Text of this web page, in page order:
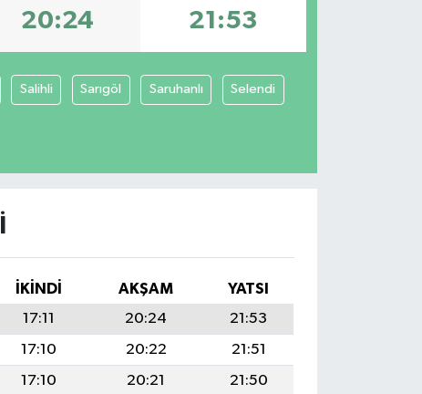
20:24 21:53
Salihli Sarıgöl Saruhanlı Selendi
İKINDI AKŞAM
YATSI
17:11 20:24
21:53
17:10 20:22
21:51
17:10 20:21
21:50